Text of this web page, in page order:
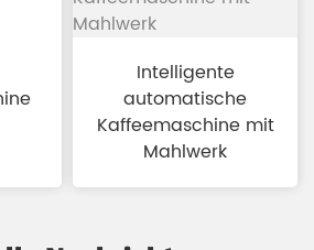
Intelligente
automatische
Kaffeemaschine mit
Mahlwerk